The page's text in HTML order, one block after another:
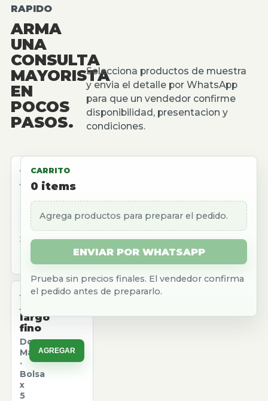
RAPIDO
ARMA
UNA
CONSULTA
MAYORISTA
EN
POCOS
PASOS.
Selecciona productos de muestra
y envia el detalle por WhatsApp
para que un vendedor confirme
disponibilidad, presentacion y
condiciones.
ALMACEN
Aceite
girasol
Natura
Caja
x
AGREGAR
ALMACEN
Arroz
largo
fino
Don
Marcos
·
Bolsa
x
5
AGREGAR
CARRITO
0 items
Agrega productos para preparar el pedido.
ENVIAR POR WHATSAPP
Prueba sin precios finales. El vendedor confirma
el pedido antes de prepararlo.